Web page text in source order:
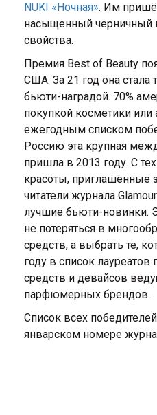
NUKI «Ночная». Им
насыщенный черничный
свойства.
Премия Best of Beauty
США. За 21 год она стала
бьюти-наградой. 70%
покупкой косметики или
ежегодным списком
Россию эта крупная
пришла в 2013 году. С
красоты, приглашённые
читатели журнала
лучшие бьюти-новинки.
не потеряться в
средств, а выбрать те,
году в список
средств и девайсов
парфюмерных брендов.
Список всех
январском номере